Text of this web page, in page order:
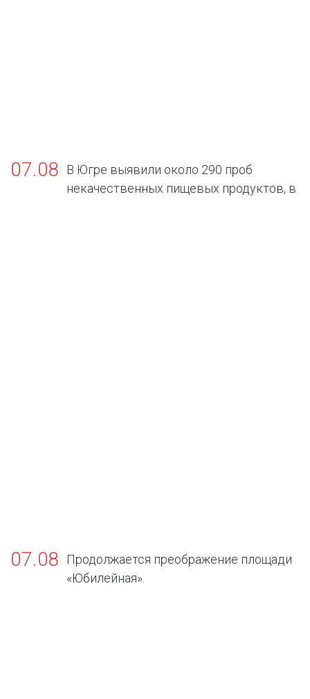
07.08
В Югре выявили около 290 проб
некачественных пищевых продуктов, в
07.08
Продолжается преображение площади
«Юбилейная».